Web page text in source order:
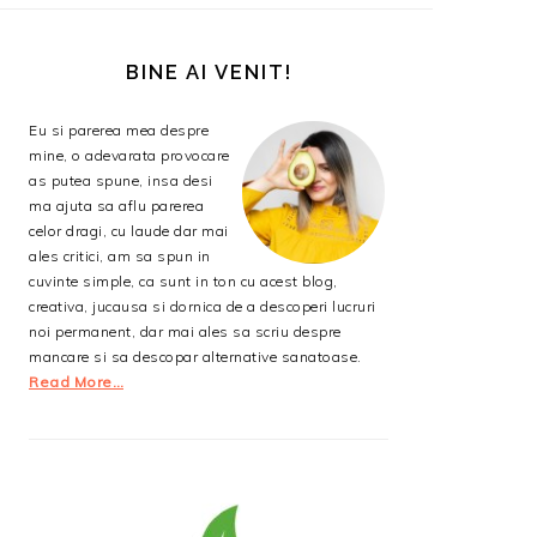
PRINCIPALĂBINE AI VENIT!
Eu si parerea mea despre
mine, o adevarata provocare
as putea spune, insa desi
ma ajuta sa aflu parerea
celor dragi, cu laude dar mai
ales critici, am sa spun in
cuvinte simple, ca sunt in ton cu acest blog,
creativa, jucausa si dornica de a descoperi lucruri
noi permanent, dar mai ales sa scriu despre
mancare si sa descopar alternative sanatoase.
Read More…